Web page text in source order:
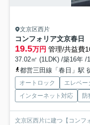
文京区西片
コンフォリア文京春日
19.5万円 管理/共益費
37.02㎡ (1LDK) /築16年 /
都営三田線「春日」駅
オートロック エレベー
インターネット対応
防
文京区西片に建つ【コンフ